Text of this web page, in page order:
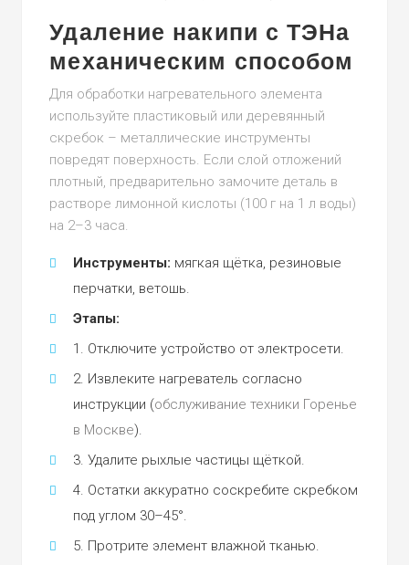
Удаление накипи с ТЭНа
механическим способом
Для обработки нагревательного элемента
используйте пластиковый или деревянный
скребок – металлические инструменты
повредят поверхность. Если слой отложений
плотный, предварительно замочите деталь в
растворе лимонной кислоты (100 г на 1 л воды)
на 2–3 часа.
Инструменты: мягкая щётка, резиновые
перчатки, ветошь.
Этапы:
Отключите устройство от электросети.
Извлеките нагреватель согласно
инструкции (обслуживание техники Горенье
в Москве).
Удалите рыхлые частицы щёткой.
Остатки аккуратно соскребите скребком
под углом 30–45°.
Протрите элемент влажной тканью.